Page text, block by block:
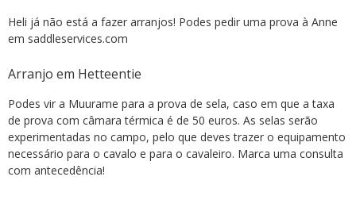
Heli já não está a fazer arranjos! Podes pedir uma prova à Anne
em saddleservices.com
Arranjo em Hetteentie
Podes vir a Muurame para a prova de sela, caso em que a taxa
de prova com câmara térmica é de 50 euros. As selas serão
experimentadas no campo, pelo que deves trazer o equipamento
necessário para o cavalo e para o cavaleiro. Marca uma consulta
com antecedência!